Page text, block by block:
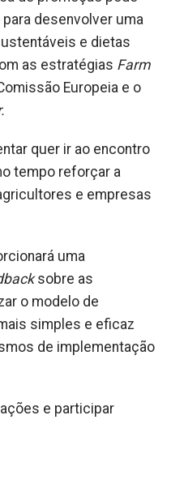
desenvolver uma
e dietas
as estratégias Farm
Europeia e o
quer ir ao encontro
tempo reforçar a
e empresas
uma
sobre as
o modelo de
simples e eficaz
de implementação
e participar